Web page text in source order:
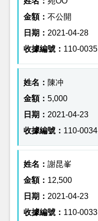
不公開
2021-04-28
110-0035
陳冲
5,000
2021-04-23
110-0034
謝昆峯
12,500
2021-04-23
110-0033